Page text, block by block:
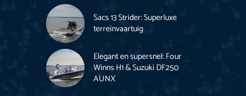
Sacs 13 Strider: Superluxe
terreinvaartuig
Elegant en supersnel: Four
Winns H1 & Suzuki DF250
AUNX